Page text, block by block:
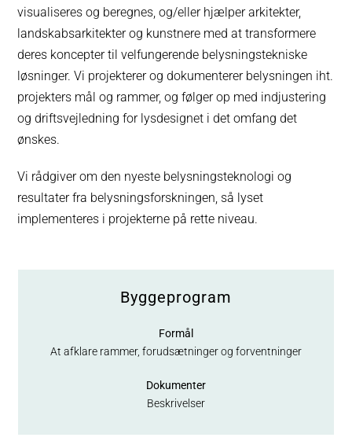
visualiseres og beregnes, og/eller hjælper arkitekter,
landskabsarkitekter og kunstnere med at transformere
deres koncepter til velfungerende belysningstekniske
løsninger. Vi projekterer og dokumenterer belysningen iht.
projekters mål og rammer, og følger op med indjustering
og driftsvejledning for lysdesignet i det omfang det
ønskes.
Vi rådgiver om den nyeste belysningsteknologi og
resultater fra belysningsforskningen, så lyset
implementeres i projekterne på rette niveau.
Byggeprogram
Formål
At afklare rammer, forudsætninger og forventninger
Dokumenter
Beskrivelser